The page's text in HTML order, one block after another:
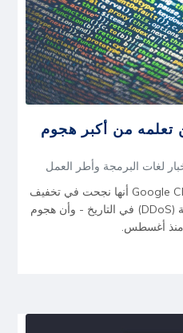
تعلمه من أكبر هجوم
لغات البرمجة وأطر العمل
في مارس الماضي، كشفت Google Cloud أنها نجحت في تخفيف
أكبر هجوم لرفض الخدمة الموزعة (DDoS) في التاريخ - وأن هجوم